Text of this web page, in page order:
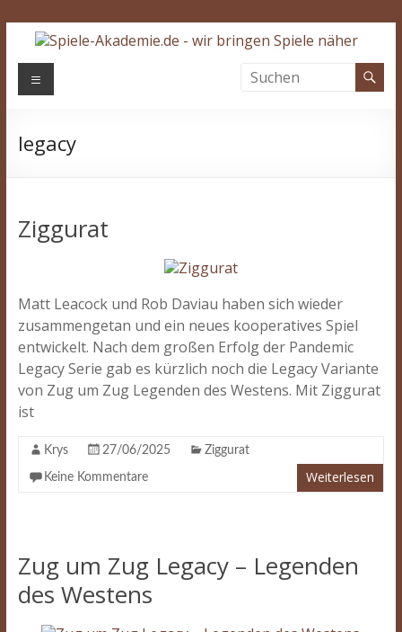
Zum
Inhalt
springen
Spiele-
Wir
Menü
legacy
Ziggurat
Matt Leacock und Rob Daviau haben sich wieder
zusammengetan und ein neues kooperatives Spiel
entwickelt. Nach dem großen Erfolg der Pandemic
Legacy Serie gab es kürzlich noch die Legacy Variante
von Zug um Zug Legenden des Westens. Mit Ziggurat
ist
Krys 27/06/2025 Ziggurat
Keine Kommentare Weiterlesen
Zug um Zug Legacy – Legenden
des Westens